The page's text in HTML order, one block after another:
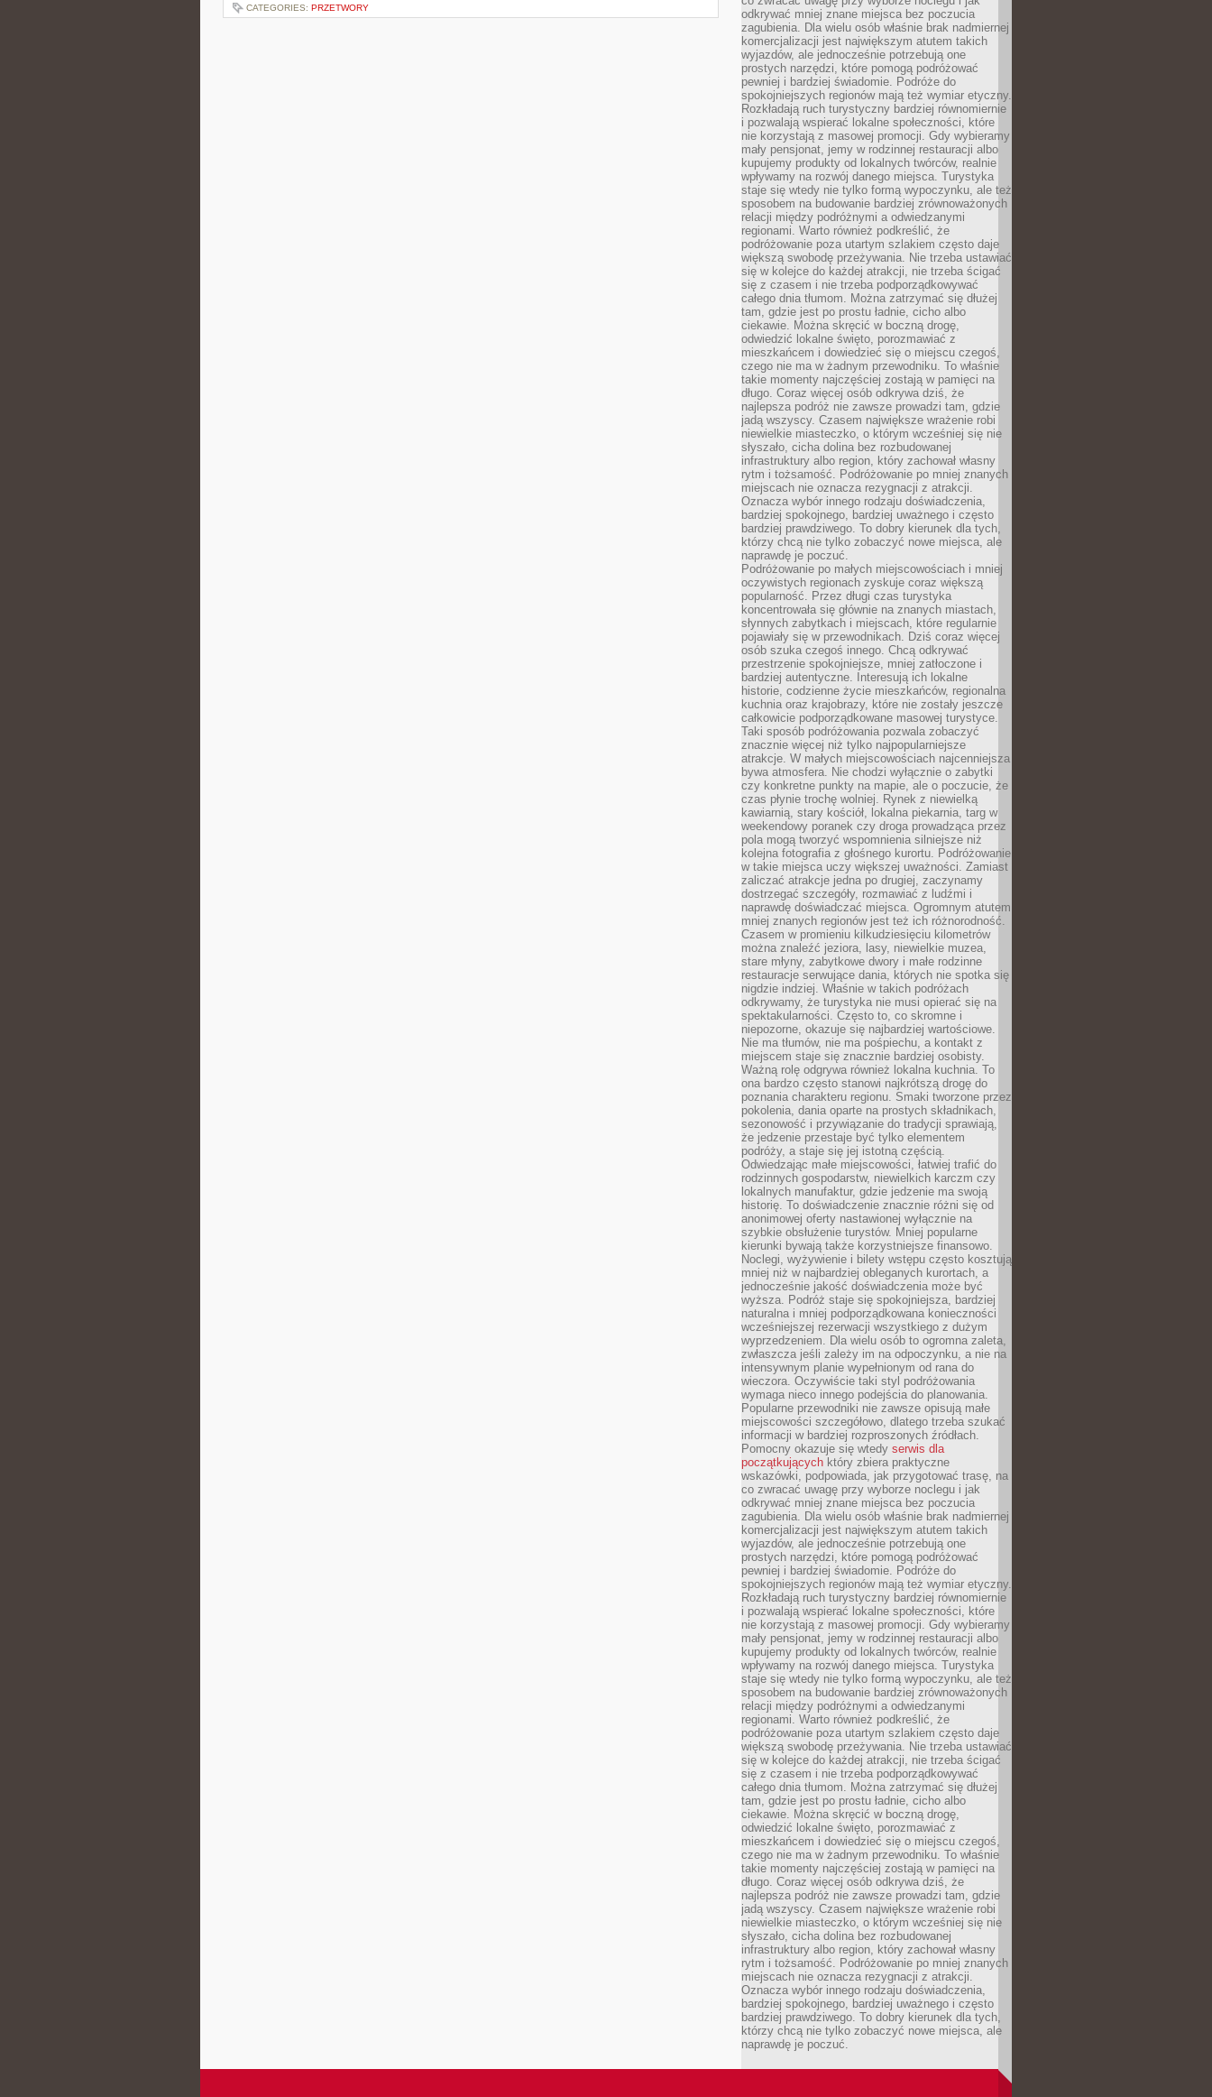
CATEGORIES: PRZETWORY
odkrywać mniej znane miejsca bez poczucia
zagubienia. Dla wielu osób właśnie brak nadmiernej
komercjalizacji jest największym atutem takich
wyjazdów, ale jednocześnie potrzebują one
prostych narzędzi, które pomogą podróżować
pewniej i bardziej świadomie. Podróże do
spokojniejszych regionów mają też wymiar etyczny.
Rozkładają ruch turystyczny bardziej równomiernie
i pozwalają wspierać lokalne społeczności, które
nie korzystają z masowej promocji. Gdy wybieramy
mały pensjonat, jemy w rodzinnej restauracji albo
kupujemy produkty od lokalnych twórców, realnie
wpływamy na rozwój danego miejsca. Turystyka
staje się wtedy nie tylko formą wypoczynku, ale też
sposobem na budowanie bardziej zrównoważonych
relacji między podróżnymi a odwiedzanymi
regionami. Warto również podkreślić, że
podróżowanie poza utartym szlakiem często daje
większą swobodę przeżywania. Nie trzeba ustawiać
się w kolejce do każdej atrakcji, nie trzeba ścigać
się z czasem i nie trzeba podporządkowywać
całego dnia tłumom. Można zatrzymać się dłużej
tam, gdzie jest po prostu ładnie, cicho albo
ciekawie. Można skręcić w boczną drogę,
odwiedzić lokalne święto, porozmawiać z
mieszkańcem i dowiedzieć się o miejscu czegoś,
czego nie ma w żadnym przewodniku. To właśnie
takie momenty najczęściej zostają w pamięci na
długo. Coraz więcej osób odkrywa dziś, że
najlepsza podróż nie zawsze prowadzi tam, gdzie
jadą wszyscy. Czasem największe wrażenie robi
niewielkie miasteczko, o którym wcześniej się nie
słyszało, cicha dolina bez rozbudowanej
infrastruktury albo region, który zachował własny
rytm i tożsamość. Podróżowanie po mniej znanych
miejscach nie oznacza rezygnacji z atrakcji.
Oznacza wybór innego rodzaju doświadczenia,
bardziej spokojnego, bardziej uważnego i często
bardziej prawdziwego. To dobry kierunek dla tych,
którzy chcą nie tylko zobaczyć nowe miejsca, ale
naprawdę je poczuć.
Podróżowanie po małych miejscowościach i mniej
oczywistych regionach zyskuje coraz większą
popularność. Przez długi czas turystyka
koncentrowała się głównie na znanych miastach,
słynnych zabytkach i miejscach, które regularnie
pojawiały się w przewodnikach. Dziś coraz więcej
osób szuka czegoś innego. Chcą odkrywać
przestrzenie spokojniejsze, mniej zatłoczone i
bardziej autentyczne. Interesują ich lokalne
historie, codzienne życie mieszkańców, regionalna
kuchnia oraz krajobrazy, które nie zostały jeszcze
całkowicie podporządkowane masowej turystyce.
Taki sposób podróżowania pozwala zobaczyć
znacznie więcej niż tylko najpopularniejsze
atrakcje. W małych miejscowościach najcenniejsza
bywa atmosfera. Nie chodzi wyłącznie o zabytki
czy konkretne punkty na mapie, ale o poczucie, że
czas płynie trochę wolniej. Rynek z niewielką
kawiarnią, stary kościół, lokalna piekarnia, targ w
weekendowy poranek czy droga prowadząca przez
pola mogą tworzyć wspomnienia silniejsze niż
kolejna fotografia z głośnego kurortu. Podróżowanie
w takie miejsca uczy większej uważności. Zamiast
zaliczać atrakcje jedna po drugiej, zaczynamy
dostrzegać szczegóły, rozmawiać z ludźmi i
naprawdę doświadczać miejsca. Ogromnym atutem
mniej znanych regionów jest też ich różnorodność.
Czasem w promieniu kilkudziesięciu kilometrów
można znaleźć jeziora, lasy, niewielkie muzea,
stare młyny, zabytkowe dwory i małe rodzinne
restauracje serwujące dania, których nie spotka się
nigdzie indziej. Właśnie w takich podróżach
odkrywamy, że turystyka nie musi opierać się na
spektakularności. Często to, co skromne i
niepozorne, okazuje się najbardziej wartościowe.
Nie ma tłumów, nie ma pośpiechu, a kontakt z
miejscem staje się znacznie bardziej osobisty.
Ważną rolę odgrywa również lokalna kuchnia. To
ona bardzo często stanowi najkrótszą drogę do
poznania charakteru regionu. Smaki tworzone przez
pokolenia, dania oparte na prostych składnikach,
sezonowość i przywiązanie do tradycji sprawiają,
że jedzenie przestaje być tylko elementem
podróży, a staje się jej istotną częścią.
Odwiedzając małe miejscowości, łatwiej trafić do
rodzinnych gospodarstw, niewielkich karczm czy
lokalnych manufaktur, gdzie jedzenie ma swoją
historię. To doświadczenie znacznie różni się od
anonimowej oferty nastawionej wyłącznie na
szybkie obsłużenie turystów. Mniej popularne
kierunki bywają także korzystniejsze finansowo.
Noclegi, wyżywienie i bilety wstępu często kosztują
mniej niż w najbardziej obleganych kurortach, a
jednocześnie jakość doświadczenia może być
wyższa. Podróż staje się spokojniejsza, bardziej
naturalna i mniej podporządkowana konieczności
wcześniejszej rezerwacji wszystkiego z dużym
wyprzedzeniem. Dla wielu osób to ogromna zaleta,
zwłaszcza jeśli zależy im na odpoczynku, a nie na
intensywnym planie wypełnionym od rana do
wieczora. Oczywiście taki styl podróżowania
wymaga nieco innego podejścia do planowania.
Popularne przewodniki nie zawsze opisują małe
miejscowości szczegółowo, dlatego trzeba szukać
informacji w bardziej rozproszonych źródłach.
Pomocny okazuje się wtedy serwis dla
początkujących który zbiera praktyczne
wskazówki, podpowiada, jak przygotować trasę, na
co zwracać uwagę przy wyborze noclegu i jak
odkrywać mniej znane miejsca bez poczucia
zagubienia. Dla wielu osób właśnie brak nadmiernej
komercjalizacji jest największym atutem takich
wyjazdów, ale jednocześnie potrzebują one
prostych narzędzi, które pomogą podróżować
pewniej i bardziej świadomie. Podróże do
spokojniejszych regionów mają też wymiar etyczny.
Rozkładają ruch turystyczny bardziej równomiernie
i pozwalają wspierać lokalne społeczności, które
nie korzystają z masowej promocji. Gdy wybieramy
mały pensjonat, jemy w rodzinnej restauracji albo
kupujemy produkty od lokalnych twórców, realnie
wpływamy na rozwój danego miejsca. Turystyka
staje się wtedy nie tylko formą wypoczynku, ale też
sposobem na budowanie bardziej zrównoważonych
relacji między podróżnymi a odwiedzanymi
regionami. Warto również podkreślić, że
podróżowanie poza utartym szlakiem często daje
większą swobodę przeżywania. Nie trzeba ustawiać
się w kolejce do każdej atrakcji, nie trzeba ścigać
się z czasem i nie trzeba podporządkowywać
całego dnia tłumom. Można zatrzymać się dłużej
tam, gdzie jest po prostu ładnie, cicho albo
ciekawie. Można skręcić w boczną drogę,
odwiedzić lokalne święto, porozmawiać z
mieszkańcem i dowiedzieć się o miejscu czegoś,
czego nie ma w żadnym przewodniku. To właśnie
takie momenty najczęściej zostają w pamięci na
długo. Coraz więcej osób odkrywa dziś, że
najlepsza podróż nie zawsze prowadzi tam, gdzie
jadą wszyscy. Czasem największe wrażenie robi
niewielkie miasteczko, o którym wcześniej się nie
słyszało, cicha dolina bez rozbudowanej
infrastruktury albo region, który zachował własny
rytm i tożsamość. Podróżowanie po mniej znanych
miejscach nie oznacza rezygnacji z atrakcji.
Oznacza wybór innego rodzaju doświadczenia,
bardziej spokojnego, bardziej uważnego i często
bardziej prawdziwego. To dobry kierunek dla tych,
którzy chcą nie tylko zobaczyć nowe miejsca, ale
naprawdę je poczuć.